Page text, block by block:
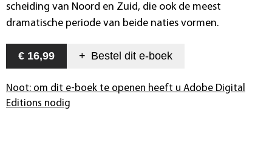
scheiding van Noord en Zuid, die ook de meest
dramatische periode van beide naties vormen.
€ 16,99 + Bestel dit e-boek
Noot: om dit e-boek te openen heeft u Adobe Digital
Editions nodig